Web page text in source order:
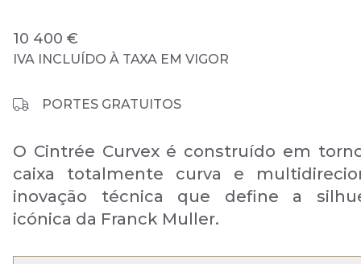
10 400 €
IVA INCLUÍDO À TAXA EM VIGOR
PORTES GRATUITOS
O Cintrée Curvex é construído em
caixa totalmente curva e
inovação técnica que define a
icónica da Franck Muller.